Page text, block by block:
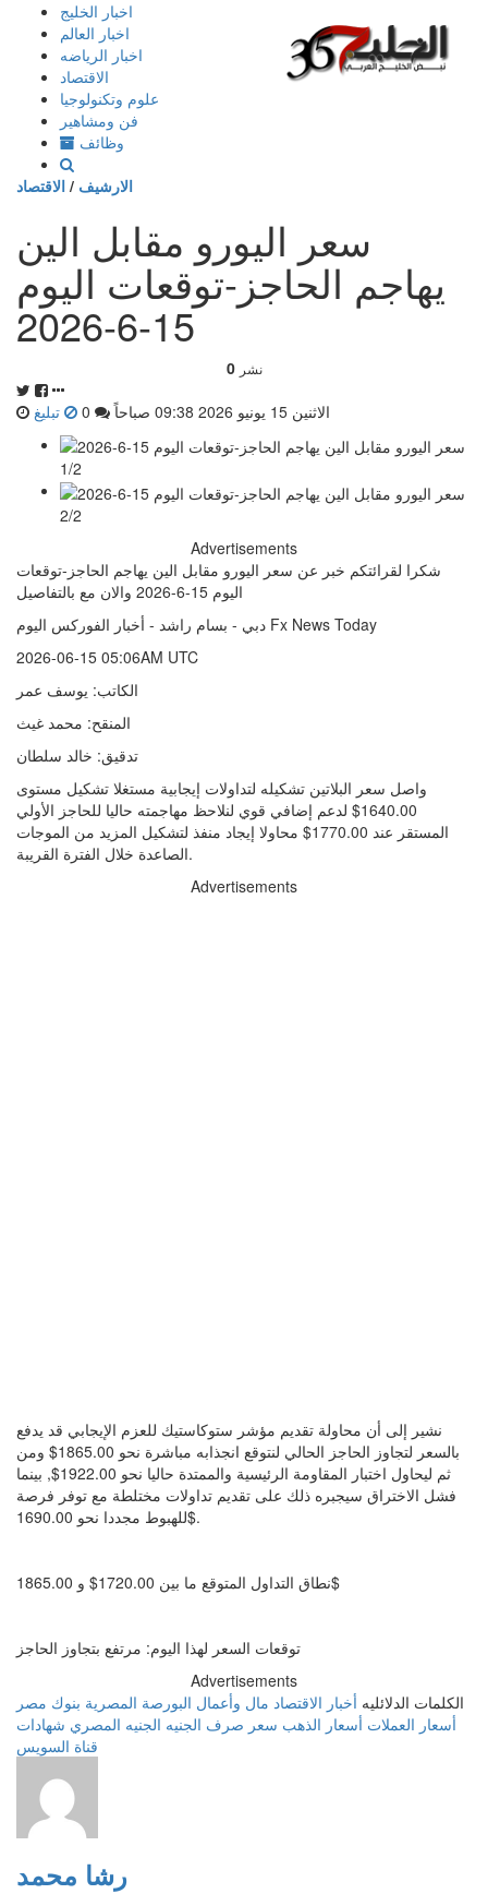
إذهب
المحتوى
اخبار الخليج
اخبار العالم
اخبار الرياضه
الاقتصاد
علوم وتكنولوجيا
فن ومشاهير
وظائف
الارشيف / الاقتصاد
سعر اليورو مقابل الين
يهاجم الحاجز-توقعات اليوم
15-6-2026
0 نشر
الاثنين 15 يونيو 2026 09:38 صباحاً تبليغ
1/2
2/2
Advertisements
شكرا لقرائتكم خبر عن سعر اليورو مقابل الين يهاجم الحاجز-توقعات
اليوم 15-6-2026 والان مع بالتفاصيل
دبي - بسام راشد - أخبار الفوركس اليوم Fx News Today
2026-06-15 05:06AM UTC
الكاتب: يوسف عمر
المنقح: محمد غيث
تدقيق: خالد سلطان
واصل سعر البلاتين تشكيله لتداولات إيجابية مستغلا تشكيل مستوى
1640.00$ لدعم إضافي قوي لنلاحظ مهاجمته حاليا للحاجز الأولي
المستقر عند 1770.00$ محاولا إيجاد منفذ لتشكيل المزيد من الموجات
الصاعدة خلال الفترة القريبة.
Advertisements
نشير إلى أن محاولة تقديم مؤشر ستوكاستيك للعزم الإيجابي قد يدفع
بالسعر لتجاوز الحاجز الحالي لنتوقع انجذابه مباشرة نحو 1865.00$ ومن
ثم ليحاول اختبار المقاومة الرئيسية والممتدة حاليا نحو 1922.00$, بينما
فشل الاختراق سيجبره ذلك على تقديم تداولات مختلطة مع توفر فرصة
للهبوط مجددا نحو 1690.00$.
نطاق التداول المتوقع ما بين 1720.00$ و 1865.00$
توقعات السعر لهذا اليوم: مرتفع بتجاوز الحاجز
Advertisements
الكلمات الدلائليه أخبار الاقتصاد مال وأعمال البورصة المصرية بنوك مصر
أسعار العملات أسعار الذهب سعر صرف الجنيه الجنيه المصري شهادات
قناة السويس
رشا محمد